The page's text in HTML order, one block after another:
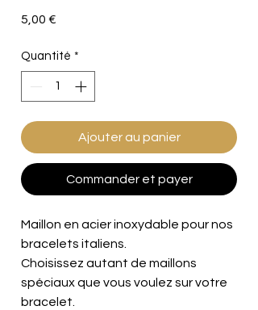
5,00 €
Quantité *
Ajouter au panier
Commander et payer
Maillon en acier inoxydable pour nos
bracelets italiens.
Choisissez autant de maillons
spéciaux que vous voulez sur votre
bracelet.